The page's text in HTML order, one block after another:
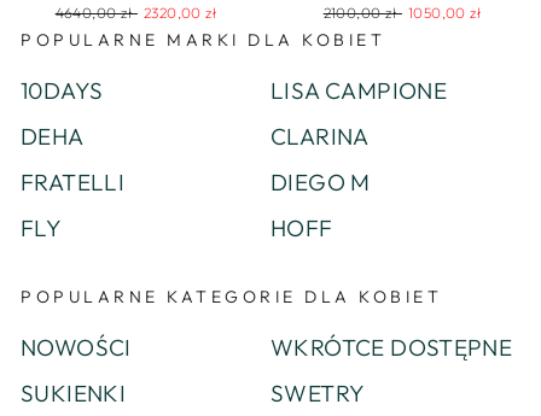
Regular
price
4640,00 zł Sale
price
2320,00 zł
Regular
price
2100,00 zł Sale
1050,00 zł
POPULARNE MARKI DLA KOBIET
10DAYS
LISA CAMPIONE
DEHA
CLARINA
FRATELLI
DIEGO M
FLY
HOFF
POPULARNE KATEGORIE DLA KOBIET
NOWOŚCI
WKRÓTCE DOSTĘPNE
SUKIENKI
SWETRY